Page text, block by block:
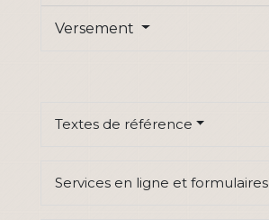
Versement
Textes de référence
Services en ligne et formulaires